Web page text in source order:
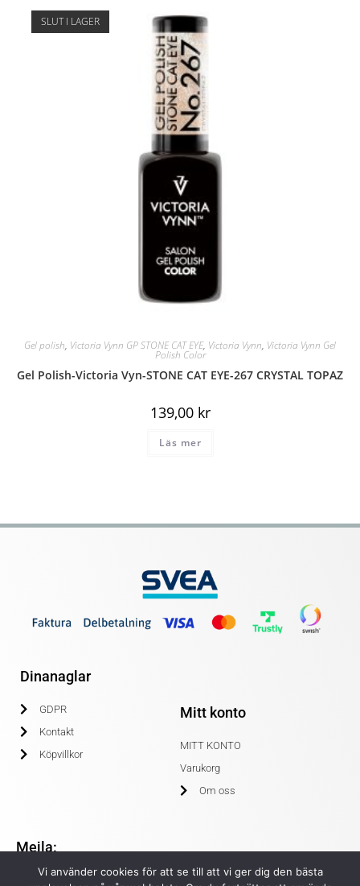
SLUT I LAGER
Gel polish, Victoria Vynn GP STONE CAT EYE, Victoria Vynn, Victoria Vynn Gel
Polish Color
Gel Polish-Victoria Vyn-STONE CAT EYE-267 CRYSTAL TOPAZ
139,00 kr
Läs mer
Dinanaglar
GDPR
Kontakt
Köpvillkor
Mitt konto
MITT KONTO
Varukorg
Om oss
Mejla:
info@dinanaglar.se
Vi använder cookies för att se till att vi ger dig den bästa